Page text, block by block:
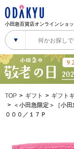
小田急百貨店オンラインショ
TOP ギフト
ギフト
＜小田急限定＞［小
０００／１７Ｐ